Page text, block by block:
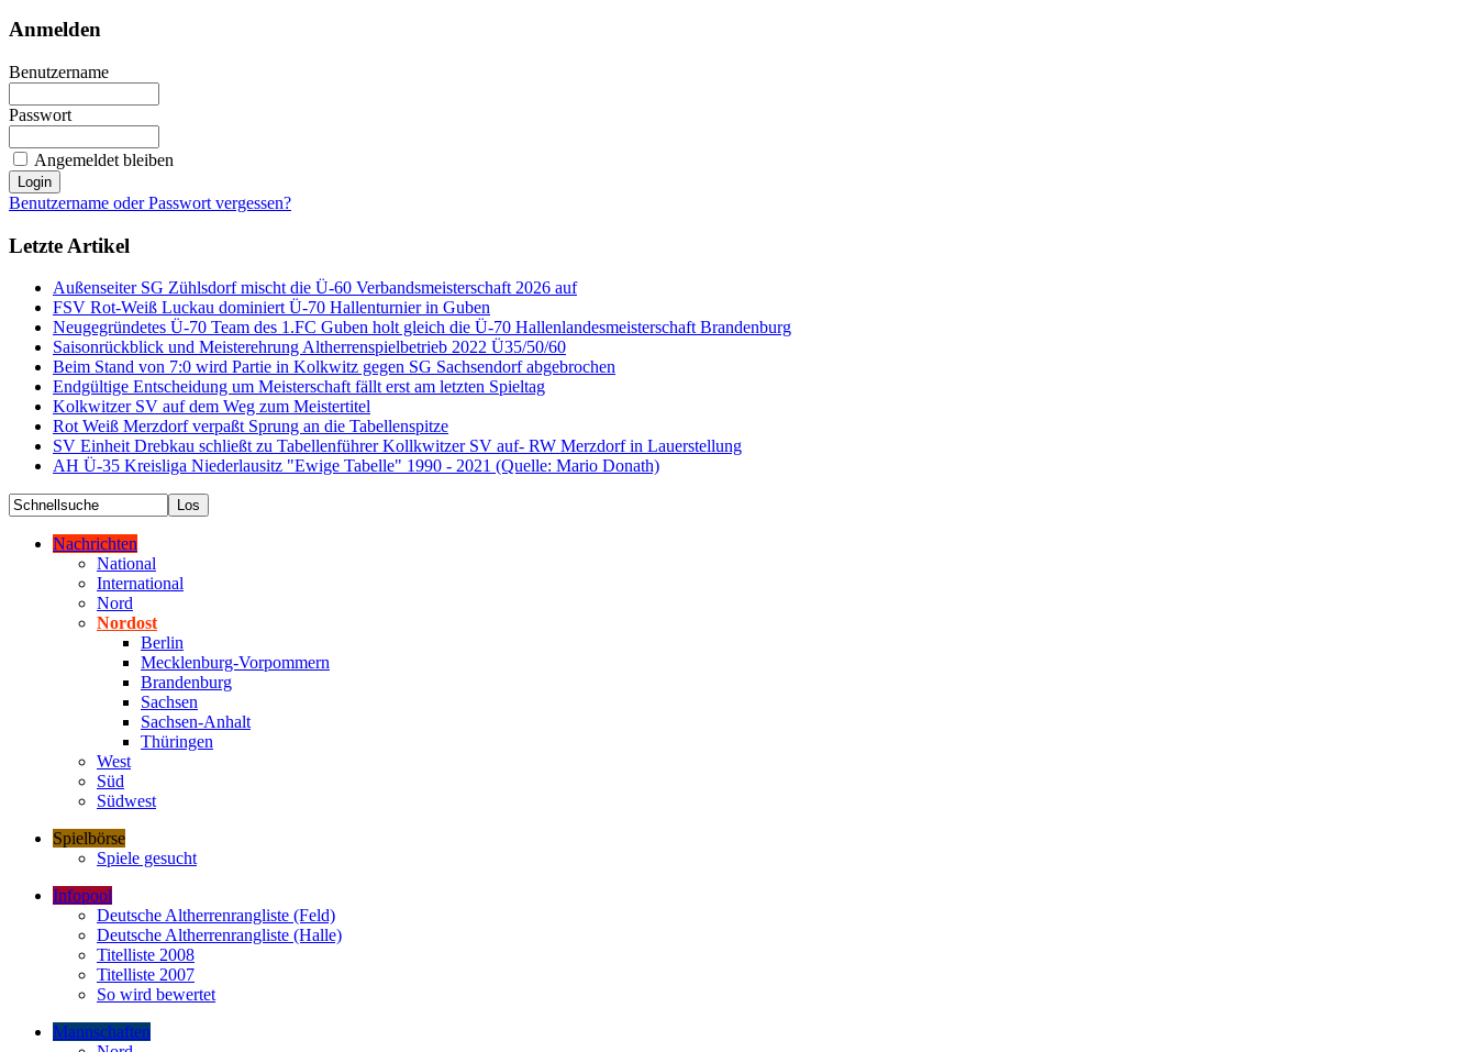
Anmelden
Benutzername
Passwort
Angemeldet bleiben
Benutzername oder Passwort vergessen?
Letzte Artikel
Außenseiter SG Zühlsdorf mischt die Ü-60 Verbandsmeisterschaft 2026 auf
FSV Rot-Weiß Luckau dominiert Ü-70 Hallenturnier in Guben
Neugegründetes Ü-70 Team des 1.FC Guben holt gleich die Ü-70 Hallenlandesmeisterschaft Brandenburg
Saisonrückblick und Meisterehrung Altherrenspielbetrieb 2022 Ü35/50/60
Beim Stand von 7:0 wird Partie in Kolkwitz gegen SG Sachsendorf abgebrochen
Endgültige Entscheidung um Meisterschaft fällt erst am letzten Spieltag
Kolkwitzer SV auf dem Weg zum Meistertitel
Rot Weiß Merzdorf verpaßt Sprung an die Tabellenspitze
SV Einheit Drebkau schließt zu Tabellenführer Kollkwitzer SV auf- RW Merzdorf in Lauerstellung
AH Ü-35 Kreisliga Niederlausitz "Ewige Tabelle" 1990 - 2021 (Quelle: Mario Donath)
Nachrichten
National
International
Nord
Nordost
Berlin
Mecklenburg-Vorpommern
Brandenburg
Sachsen
Sachsen-Anhalt
Thüringen
West
Süd
Südwest
Spielbörse
Spiele gesucht
Infopool
Deutsche Altherrenrangliste (Feld)
Deutsche Altherrenrangliste (Halle)
Titelliste 2008
Titelliste 2007
So wird bewertet
Mannschaften